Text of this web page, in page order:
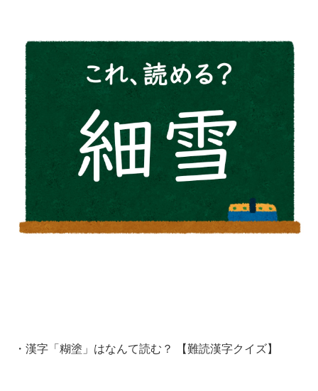
・ 漢字「糊塗」はなんて読む？ 【難読漢字クイズ】